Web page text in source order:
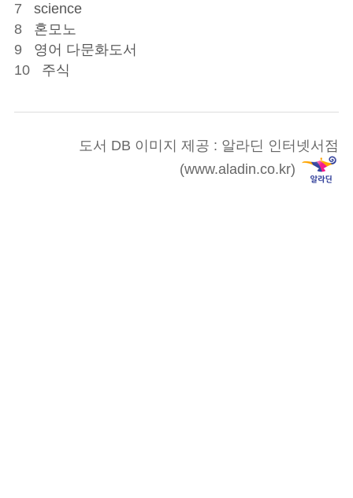
도서 DB 이미지 제공 : 알라딘 인터넷서점
(www.aladin.co.kr)
7
science
8
혼모노
9
영어 다문화도서
10
주식